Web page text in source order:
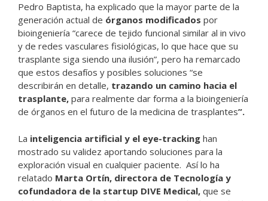
Pedro Baptista, ha explicado que la mayor parte de la
generación actual de órganos modificados por
bioingeniería “carece de tejido funcional similar al in vivo
y de redes vasculares fisiológicas, lo que hace que su
trasplante siga siendo una ilusión”, pero ha remarcado
que estos desafíos y posibles soluciones “se
describirán en detalle, trazando un camino hacia el
trasplante, para realmente dar forma a la bioingeniería
de órganos en el futuro de la medicina de trasplantes”.
La inteligencia artificial y el eye-tracking han
mostrado su validez aportando soluciones para la
exploración visual en cualquier paciente. Así lo ha
relatado Marta Ortín, directora de Tecnología y
cofundadora de la startup DIVE Medical, que se